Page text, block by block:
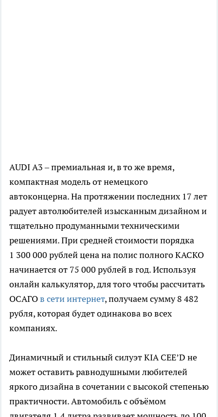
AUDI A3 – премиальная и, в то же время,
компактная модель от немецкого
автоконцерна. На протяжении последних 17 лет
радует автолюбителей изысканным дизайном и
тщательно продуманными техническими
решениями. При средней стоимости порядка
1 300 000 рублей цена на полис полного КАСКО
начинается от 75 000 рублей в год. Используя
онлайн калькулятор, для того чтобы рассчитать
ОСАГОв сети интернет, получаем сумму 8 482
рубля, которая будет одинакова во всех
компаниях.
Динамичный и стильный силуэт KIA CEE’D не
может оставить равнодушными любителей
яркого дизайна в сочетании с высокой степенью
практичности. Автомобиль с объёмом